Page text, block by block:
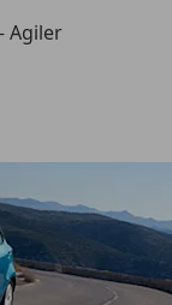
Agiler